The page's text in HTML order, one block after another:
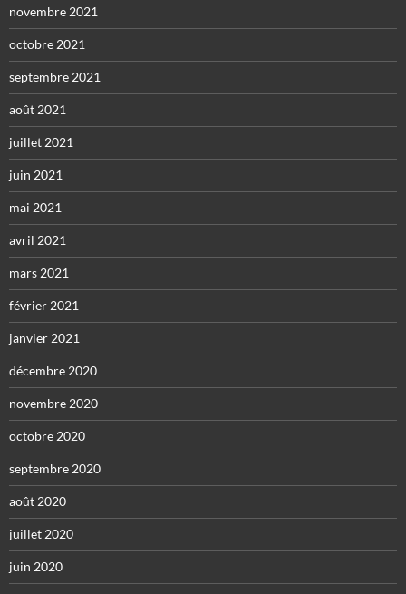
novembre 2021
octobre 2021
septembre 2021
août 2021
juillet 2021
juin 2021
mai 2021
avril 2021
mars 2021
février 2021
janvier 2021
décembre 2020
novembre 2020
octobre 2020
septembre 2020
août 2020
juillet 2020
juin 2020